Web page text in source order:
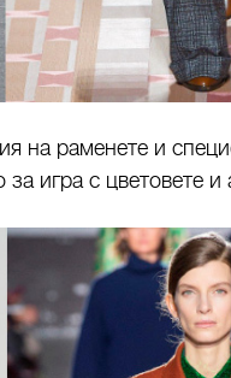
на раменете и
игра с цветовете и